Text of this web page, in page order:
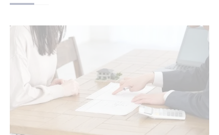
利益を生み出す工務店経営の原価管理術
工務店経営に効果的な価格改定と提案力強
化
住宅コンサルタントと連携した利益改善策
工務店経営のための業績可視化ポイント
経営改善なら工務店の魅力を最大化
工務店経営で顧客満足度を高める発想法